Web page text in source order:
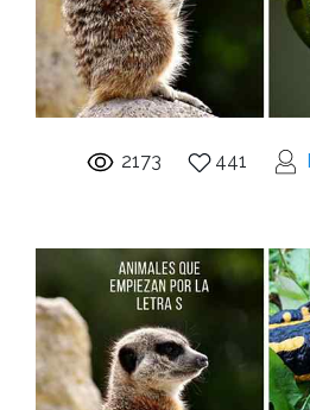
2173 441